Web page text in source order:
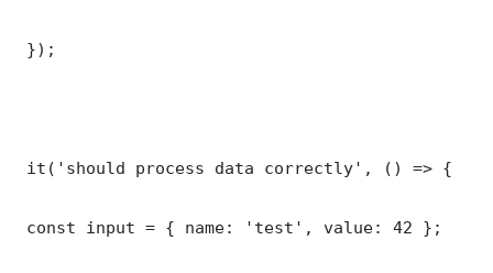
});
it('should process data correctly', () => {
const input = { name: 'test', value: 42 };